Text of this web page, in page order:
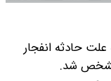
علت حادثه انفجار
مشخص شد.